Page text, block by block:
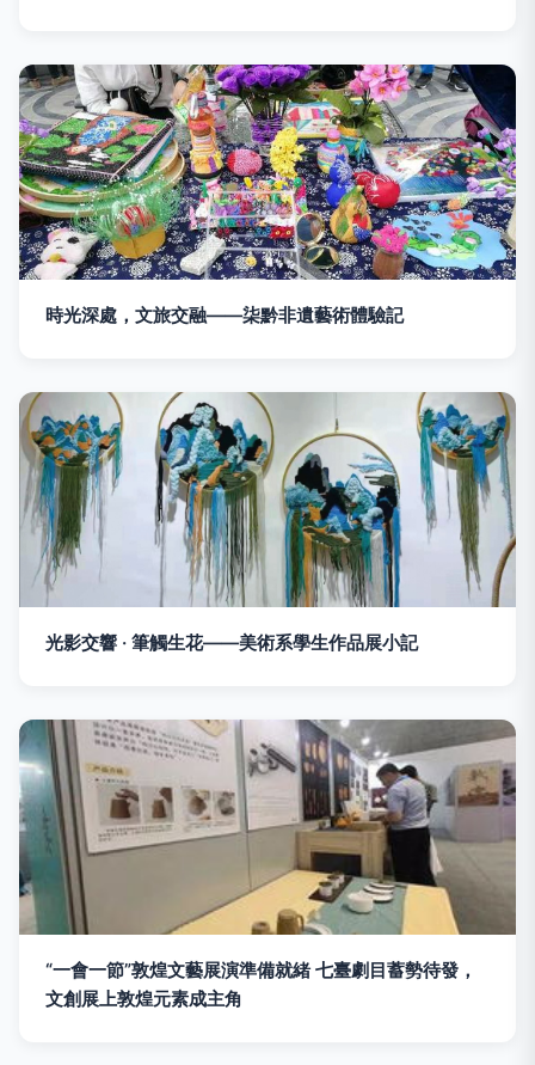
時光深處，文旅交融——柒黔非遺藝術體驗記
光影交響 · 筆觸生花——美術系學生作品展小記
“一會一節”敦煌文藝展演準備就緒 七臺劇目蓄勢待發，
文創展上敦煌元素成主角